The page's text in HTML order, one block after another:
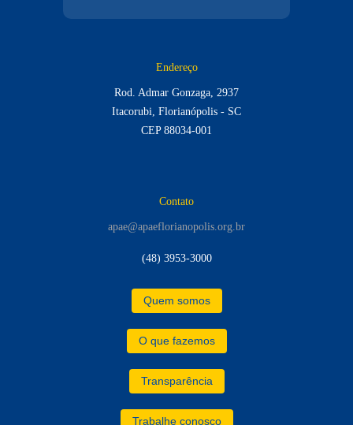
Endereço
Rod. Admar Gonzaga, 2937
Itacorubi, Florianópolis - SC
CEP 88034-001
Contato
apae@apaeflorianopolis.org.br
(48) 3953-3000
Quem somos
O que fazemos
Transparência
Trabalhe conosco